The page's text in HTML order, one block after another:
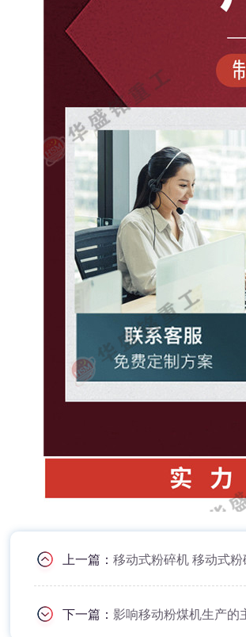
上一篇：移动式粉碎机 移动式
下一篇：影响移动粉煤机生产的